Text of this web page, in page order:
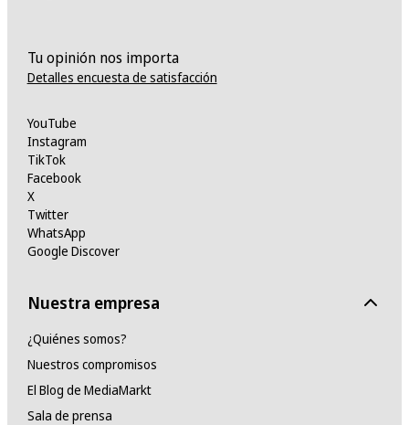
Tu opinión nos importa
Detalles encuesta de satisfacción
YouTube
Instagram
TikTok
Facebook
X
Twitter
WhatsApp
Google Discover
Nuestra empresa
¿Quiénes somos?
Nuestros compromisos
El Blog de MediaMarkt
Sala de prensa